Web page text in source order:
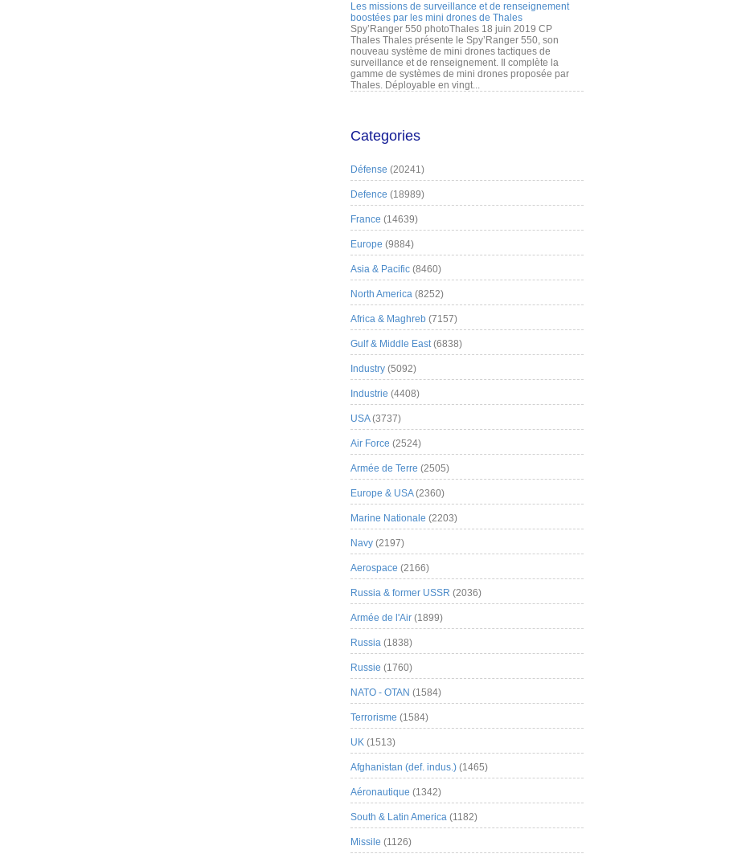
Les missions de surveillance et de renseignement
boostées par les mini drones de Thales
Spy’Ranger 550 photoThales 18 juin 2019 CP
Thales Thales présente le Spy’Ranger 550, son
nouveau système de mini drones tactiques de
surveillance et de renseignement. Il complète la
gamme de systèmes de mini drones proposée par
Thales. Déployable en vingt...
Categories
Défense (20241)
Defence (18989)
France (14639)
Europe (9884)
Asia & Pacific (8460)
North America (8252)
Africa & Maghreb (7157)
Gulf & Middle East(6838)
Industry (5092)
Industrie (4408)
USA(3737)
Air Force (2524)
Armée de Terre (2505)
Europe & USA(2360)
Marine Nationale (2203)
Navy (2197)
Aerospace (2166)
Russia & former USSR (2036)
Armée de l'Air (1899)
Russia (1838)
Russie (1760)
NATO - OTAN (1584)
Terrorisme (1584)
UK (1513)
Afghanistan (def. indus.) (1465)
Aéronautique (1342)
South & Latin America (1182)
Missile (1126)